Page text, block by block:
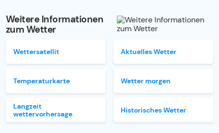
Weitere Informationen
zum Wetter
Wettersatellit
Temperaturkarte
Langzeit
wettervorhersage
Aktuelles Wetter
Wetter morgen
Historisches Wetter